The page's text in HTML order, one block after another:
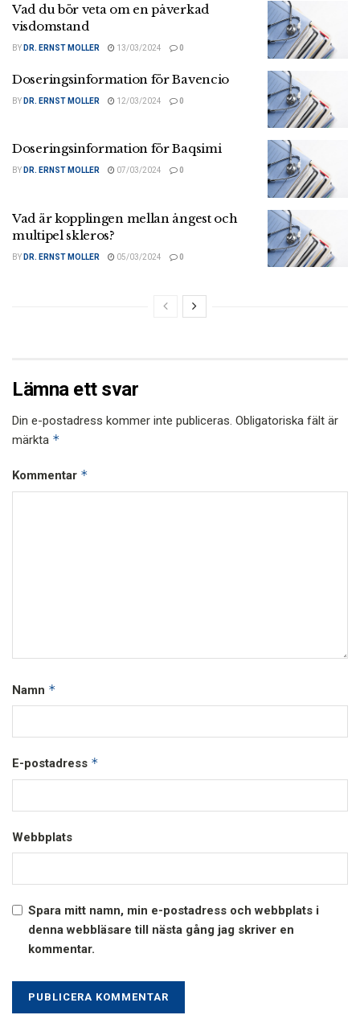
Vad du bör veta om en påverkad
visdomstand
BY DR. ERNST MOLLER 13/03/2024 0
Doseringsinformation för Bavencio
BY DR. ERNST MOLLER 12/03/2024 0
Doseringsinformation för Baqsimi
BY DR. ERNST MOLLER 07/03/2024 0
Vad är kopplingen mellan ångest och
multipel skleros?
BY DR. ERNST MOLLER 05/03/2024 0
Lämna ett svar
Din e-postadress kommer inte publiceras. Obligatoriska fält är
märkta *
Kommentar *
Namn *
E-postadress *
Webbplats
Spara mitt namn, min e-postadress och webbplats i
denna webbläsare till nästa gång jag skriver en
kommentar.